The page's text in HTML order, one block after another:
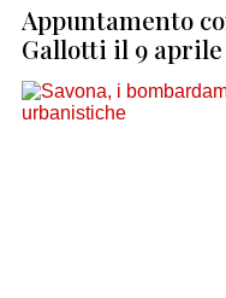
Appuntamento
Gallotti il 9 aprile